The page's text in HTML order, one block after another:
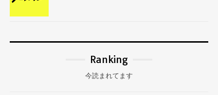
Ranking
今読まれてます